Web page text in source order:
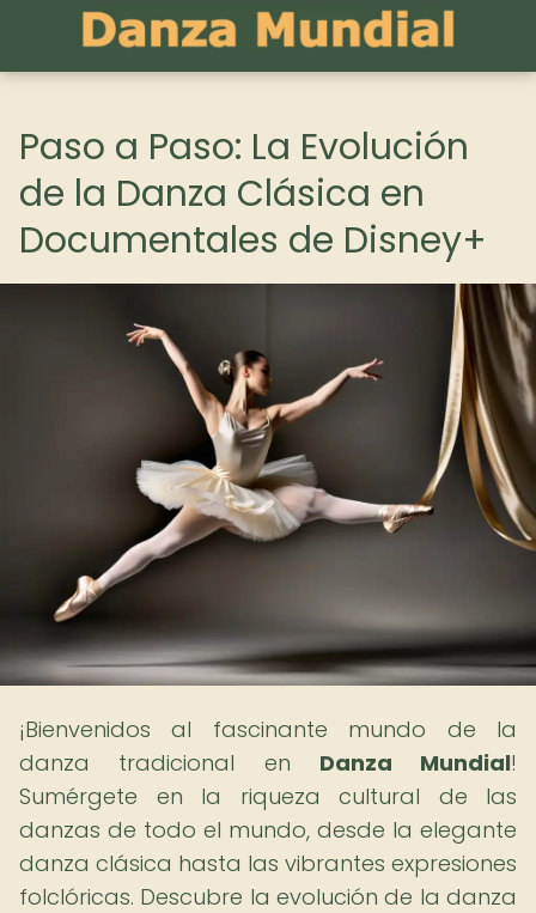
Paso a Paso: La Evolución
de la Danza Clásica en
Documentales de Disney+
¡Bienvenidos al fascinante mundo de la
danza tradicional en Danza Mundial!
Sumérgete en la riqueza cultural de las
danzas de todo el mundo, desde la elegante
danza clásica hasta las vibrantes expresiones
folclóricas. Descubre la evolución de la danza